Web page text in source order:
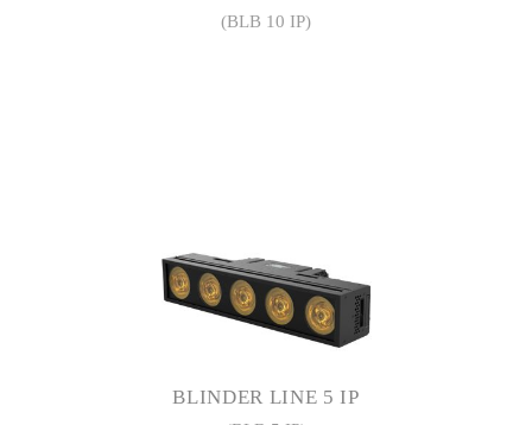
(BLB 10 IP)
BLINDER LINE 5 IP